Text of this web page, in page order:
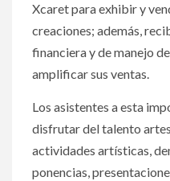
Xcaret para exhibir y
creaciones; además,
financiera y de manejo
amplificar sus ventas.
Los asistentes a esta
disfrutar del talento
actividades artísticas,
ponencias,